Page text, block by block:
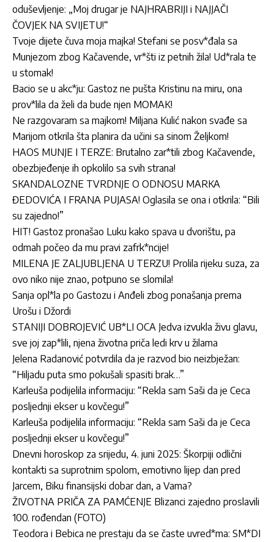
oduševljenje: „Moj drugar je NAJHRABRIJI i NAJJAČI
ČOVJEK NA SVIJETU!“
Tvoje dijete čuva moja majka! Stefani se posv*đala sa
Munjezom zbog Kačavende, vr*šti iz petnih žila! Ud*rala te
u stomak!
Bacio se u akc*ju: Gastoz ne pušta Kristinu na miru, ona
prov*lila da želi da bude njen MOMAK!
Ne razgovaram sa majkom! Miljana Kulić nakon svađe sa
Marijom otkrila šta planira da učini sa sinom Željkom!
HAOS MUNJE I TERZE: Brutalno zar*tili zbog Kačavende,
obezbjeđenje ih opkolilo sa svih strana!
SKANDALOZNE TVRDNJE O ODNOSU MARKA
ĐEDOVIĆA I FRANA PUJASA! Oglasila se ona i otkrila: “Bili
su zajedno!”
HIT! Gastoz pronašao Luku kako spava u dvorištu, pa
odmah počeo da mu pravi zafrk*ncije!
MILENA JE ZALJUBLJENA U TERZU! Prolila rijeku suza, za
ovo niko nije znao, potpuno se slomila!
Sanja opl*la po Gastozu i Anđeli zbog ponašanja prema
Urošu i Džordi
STANIJI DOBROJEVIĆ UB*LI OCA Jedva izvukla živu glavu,
sve joj zap*lili, njena životna priča ledi krv u žilama
Jelena Radanović potvrdila da je razvod bio neizbježan:
“Hiljadu puta smo pokušali spasiti brak…”
Karleuša podijelila informaciju: “Rekla sam Saši da je Ceca
posljednji ekser u kovčegu!”
Karleuša podijelila informaciju: “Rekla sam Saši da je Ceca
posljednji ekser u kovčegu!”
Dnevni horoskop za srijedu, 4. juni 2025: Škorpiji odlični
kontakti sa suprotnim spolom, emotivno lijep dan pred
Jarcem, Biku finansijski dobar dan, a Vama?
ŽIVOTNA PRIČA ZA PAMĆENJE Blizanci zajedno proslavili
100. rođendan (FOTO)
Teodora i Bebica ne prestaju da se časte uvred*ma: SM*DI